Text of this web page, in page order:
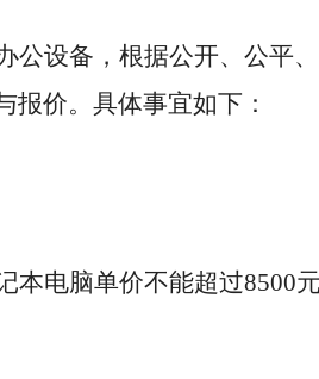
公设备 ，根据公开、公平
价。具体事宜如下：
本电脑单价不能超过8500元